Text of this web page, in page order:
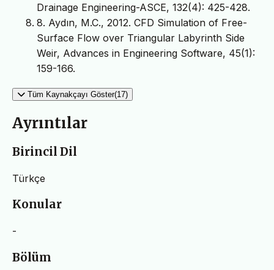
Drainage Engineering-ASCE, 132(4): 425-428.
8. Aydın, M.C., 2012. CFD Simulation of Free-
Surface Flow over Triangular Labyrinth Side
Weir, Advances in Engineering Software, 45(1):
159-166.
Tüm Kaynakçayı Göster(17)
Ayrıntılar
Birincil Dil
Türkçe
Konular
-
Bölüm